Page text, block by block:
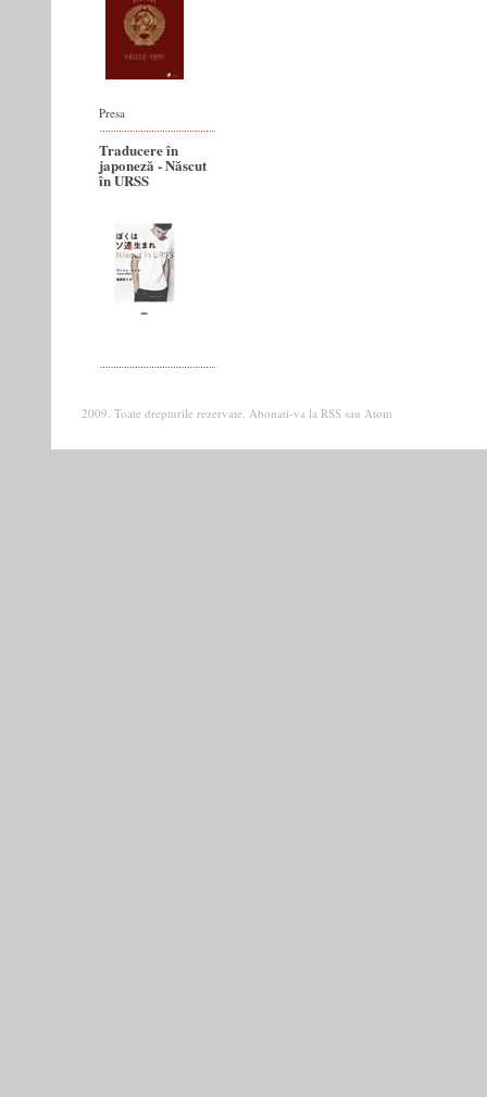
Presa
Traducere în
japoneză - Născut
în URSS
2009. Toate drepturile rezervate. Abonati-va la RSS sau Atom